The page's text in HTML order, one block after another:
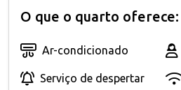
O que o quarto oferece:
Ar-condicionado
Serviço de despertar